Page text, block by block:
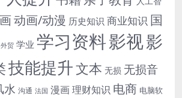
动画/动漫 历史知识商业知识 国
外贸 学业 学习资料影视影
技能提升文本 无损 无损音
水 沟通 法国 漫画理财知识 电商 电脑软